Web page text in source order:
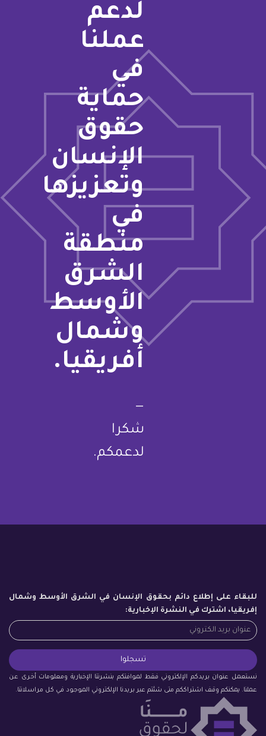
لدعم
عملنا
في
حماية
حقوق
الإنسان
وتعزيزها
في
منطقة
الشرق
الأوسط
وشمال
أفريقيا.
—
شكرا
لدعمكم.
للبقاء على إطلاع دائم بحقوق الإنسان في الشرق الأوسط وشمال
إفريقيا، اشترك في النشرة الإخبارية:
نستعمل عنوان بريدكم الإلكتروني فقط لموافتكم بنشرتنا الإخبارية ومعلومات أخرى عن
عملنا. يمكنكم وقف اشتراككم متى شئتم عبر بريدنا الإلكتروني الموجود في كل مراسلاتنا.